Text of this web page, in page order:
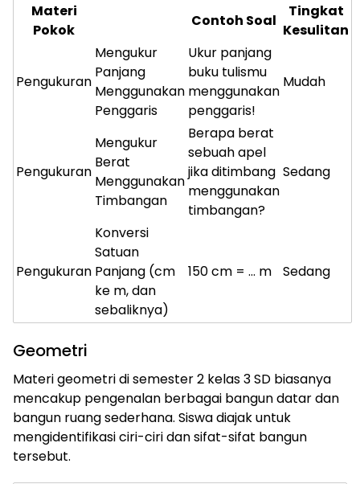
Materi
Pokok
Contoh Soal
Tingkat
Kesulitan
Pengukuran
Mengukur
Panjang
Menggunakan
Penggaris
Ukur panjang
buku tulismu
menggunakan
penggaris!
Mudah
Pengukuran
Mengukur
Berat
Menggunakan
Timbangan
Berapa berat
sebuah apel
jika ditimbang
menggunakan
timbangan?
Sedang
Pengukuran
Konversi
Satuan
Panjang (cm
ke m, dan
sebaliknya)
150 cm = … m Sedang
Geometri
Materi geometri di semester 2 kelas 3 SD biasanya
mencakup pengenalan berbagai bangun datar dan
bangun ruang sederhana. Siswa diajak untuk
mengidentifikasi ciri-ciri dan sifat-sifat bangun
tersebut.